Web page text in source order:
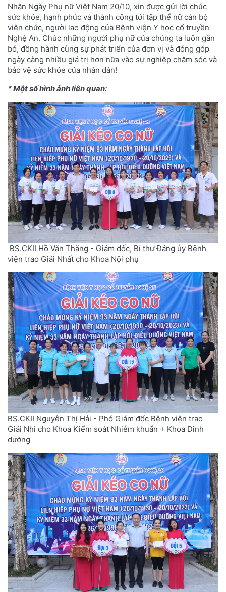
Nhân Ngày Phụ nữ Việt Nam 20/10, xin được gửi lời chúc
sức khỏe, hạnh phúc và thành công tới tập thể nữ cán bộ
viên chức, người lao động của Bệnh viện Y học cổ truyền
Nghệ An. Chúc những người phụ nữ của chúng ta luôn gắn
bó, đồng hành cùng sự phát triển của đơn vị và đóng góp
ngày càng nhiều giá trị hơn nữa vào sự nghiệp chăm sóc và
bảo vệ sức khỏe của nhân dân!
* Một số hình ảnh liên quan:
BS.CKII Hồ Văn Thăng - Giám đốc, Bí thư Đảng ủy Bệnh
viện trao Giải Nhất cho Khoa Nội phụ
BS.CKII Nguyễn Thị Hải - Phó Giám đốc Bệnh viện trao
Giải Nhì cho Khoa Kiểm soát Nhiễm khuẩn + Khoa Dinh
dưỡng